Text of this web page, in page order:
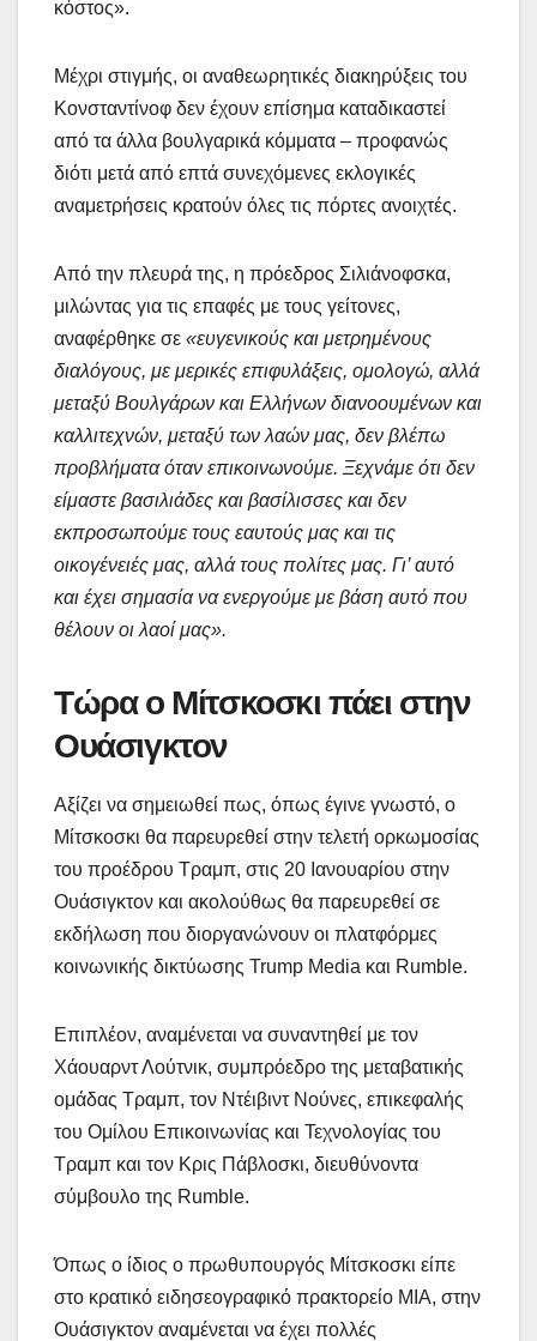
κόστος».
Μέχρι στιγμής, οι αναθεωρητικές διακηρύξεις του
Κονσταντίνοφ δεν έχουν επίσημα καταδικαστεί
από τα άλλα βουλγαρικά κόμματα – προφανώς
διότι μετά από επτά συνεχόμενες εκλογικές
αναμετρήσεις κρατούν όλες τις πόρτες ανοιχτές.
Από την πλευρά της, η πρόεδρος Σιλιάνοφσκα,
μιλώντας για τις επαφές με τους γείτονες,
αναφέρθηκε σε «ευγενικούς και μετρημένους
διαλόγους, με μερικές επιφυλάξεις, ομολογώ, αλλά
μεταξύ Βουλγάρων και Ελλήνων διανοουμένων και
καλλιτεχνών, μεταξύ των λαών μας, δεν βλέπω
προβλήματα όταν επικοινωνούμε. Ξεχνάμε ότι δεν
είμαστε βασιλιάδες και βασίλισσες και δεν
εκπροσωπούμε τους εαυτούς μας και τις
οικογένειές μας, αλλά τους πολίτες μας. Γι’ αυτό
και έχει σημασία να ενεργούμε με βάση αυτό που
θέλουν οι λαοί μας».
Τώρα ο Μίτσκοσκι πάει στην
Ουάσιγκτον
Αξίζει να σημειωθεί πως, όπως έγινε γνωστό, ο
Μίτσκοσκι θα παρευρεθεί στην τελετή ορκωμοσίας
του προέδρου Τραμπ, στις 20 Ιανουαρίου στην
Ουάσιγκτον και ακολούθως θα παρευρεθεί σε
εκδήλωση που διοργανώνουν οι πλατφόρμες
κοινωνικής δικτύωσης Trump Media και Rumble.
Επιπλέον, αναμένεται να συναντηθεί με τον
Χάουαρντ Λούτνικ, συμπρόεδρο της μεταβατικής
ομάδας Τραμπ, τον Ντέιβιντ Νούνες, επικεφαλής
του Ομίλου Επικοινωνίας και Τεχνολογίας του
Τραμπ και τον Κρις Πάβλοσκι, διευθύνοντα
σύμβουλο της Rumble.
Όπως ο ίδιος ο πρωθυπουργός Μίτσκοσκι είπε
στο κρατικό ειδησεογραφικό πρακτορείο ΜΙΑ, στην
Ουάσιγκτον αναμένεται να έχει πολλές